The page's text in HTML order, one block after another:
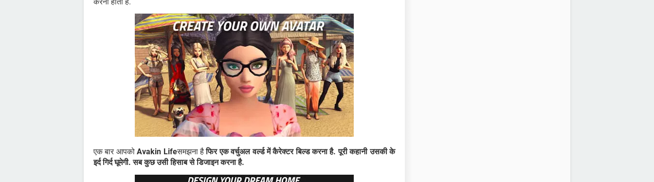
एक बार आपकोAvakin Lifeसमझना हैफिर एक वर्चुअल वर्ल्ड में कैरेक्टर बिल्ड करना है. पूरी कहानी उसकी के
इर्द गिर्द घूमेगी. सब कुछ उसी हिसाब से डिजाइन करना है.